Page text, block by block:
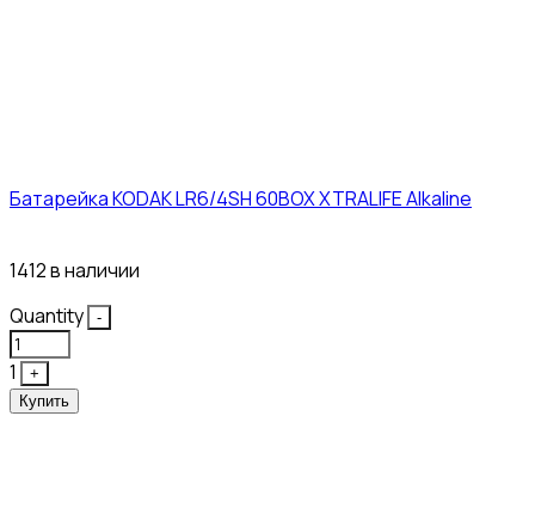
Батарейка KODAK LR6/4SH 60BOX XTRALIFE Alkaline
1412 в наличии
Quantity
-
1
+
Купить